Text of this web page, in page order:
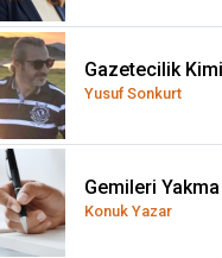
Gazetecilik
Yusuf Sonkurt
Gemileri
Konuk Yazar